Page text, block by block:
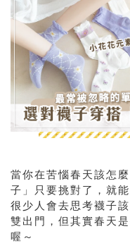
當你在苦惱春天該怎
子」只要挑對了，就
很少人會去思考襪子
雙出門，但其實春天
喔～